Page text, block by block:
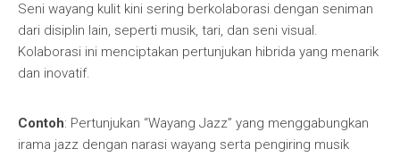
Seni wayang kulit kini sering berkolaborasi dengan seniman
dari disiplin lain, seperti musik, tari, dan seni visual.
Kolaborasi ini menciptakan pertunjukan hibrida yang menarik
dan inovatif.
Contoh: Pertunjukan “Wayang Jazz” yang menggabungkan
irama jazz dengan narasi wayang serta pengiring musik